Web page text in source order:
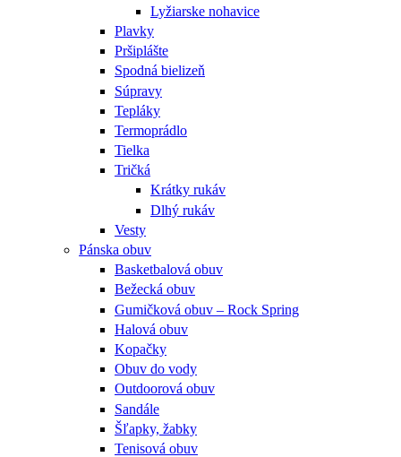
Lyžiarske nohavice
Plavky
Pršiplášte
Spodná bielizeň
Súpravy
Tepláky
Termoprádlo
Tielka
Tričká
Krátky rukáv
Dlhý rukáv
Vesty
Pánska obuv
Basketbalová obuv
Bežecká obuv
Gumičková obuv – Rock Spring
Halová obuv
Kopačky
Obuv do vody
Outdoorová obuv
Sandále
Šľapky, žabky
Tenisová obuv